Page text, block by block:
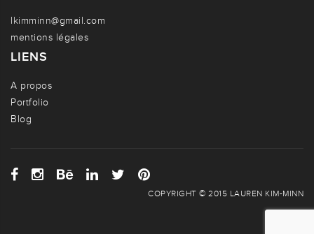
lkimminn@gmail.com
mentions légales
LIENS
A propos
Portfolio
Blog
COPYRIGHT © 2015 LAUREN KIM-MINN